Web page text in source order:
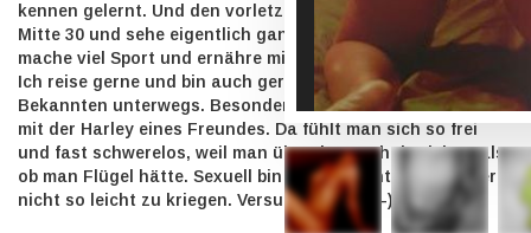
kennen gelernt. Und den vorletzten Partner auch. Ich bin
Mitte 30 und sehe eigentlich ganz chic und gut aus. Ich
mache viel Sport und ernähre mich gesund (vegetarisch).
Ich reise gerne und bin auch gerne mit Freunden oder
Bekannten unterwegs. Besonders gerne mag ich Touren
mit der Harley eines Freundes. Da fühlt man sich so frei
und fast schwerelos, weil man über den Asphalt gleitet, als
ob man Flügel hätte. Sexuell bin ich auch unterwegs, aber
nicht so leicht zu kriegen. Versuche es mal :-)